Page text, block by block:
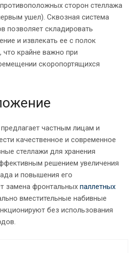
сторон стеллажа
ушел). Сквозная система
позволяет складировать
и извлекать ее с полок
крайне важно при
скоропортящихся
частным лицам и
качественное и современное
стеллажи для хранения
решением увеличения
и повышения его
замена фронтальных паллетных
вместительные набивные
без использования